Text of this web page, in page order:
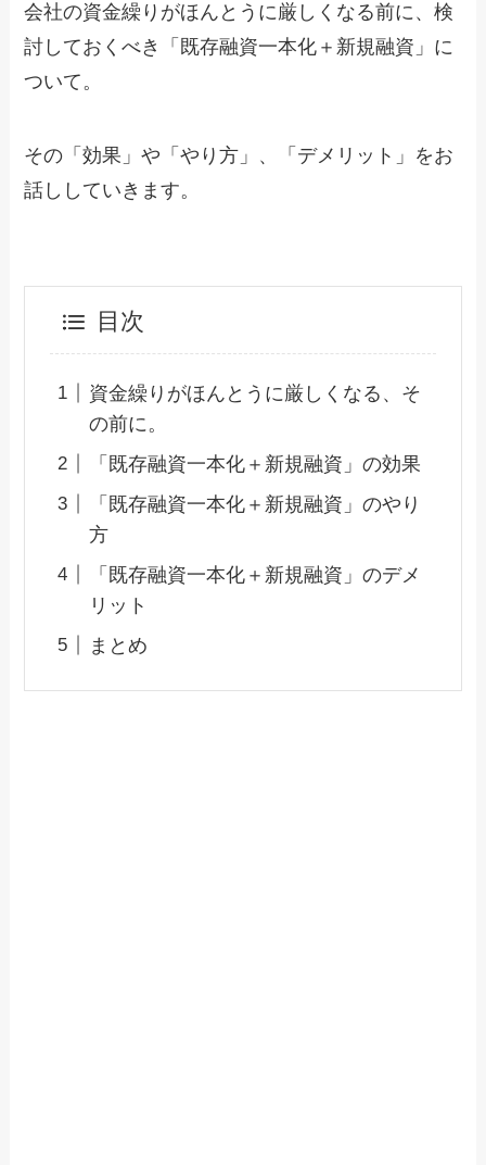
会社の資金繰りがほんとうに厳しくなる前に、検
討しておくべき「既存融資一本化＋新規融資」に
ついて。
その「効果」や「やり方」、「デメリット」をお
話ししていきます。
目次
資金繰りがほんとうに厳しくなる、そ
の前に。
「既存融資一本化＋新規融資」の効果
「既存融資一本化＋新規融資」のやり
方
「既存融資一本化＋新規融資」のデメ
リット
まとめ